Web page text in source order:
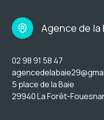
Agence de la
02 98 91 58 47
5 place de la Baie
29940 La Forêt-